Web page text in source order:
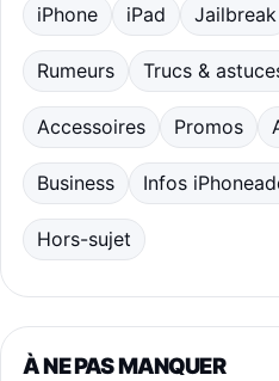
iPhone iPad Jailbreak
Rumeurs Trucs &
Accessoires Promos
Business Infos
Hors-sujet
À NE PAS MANQUER